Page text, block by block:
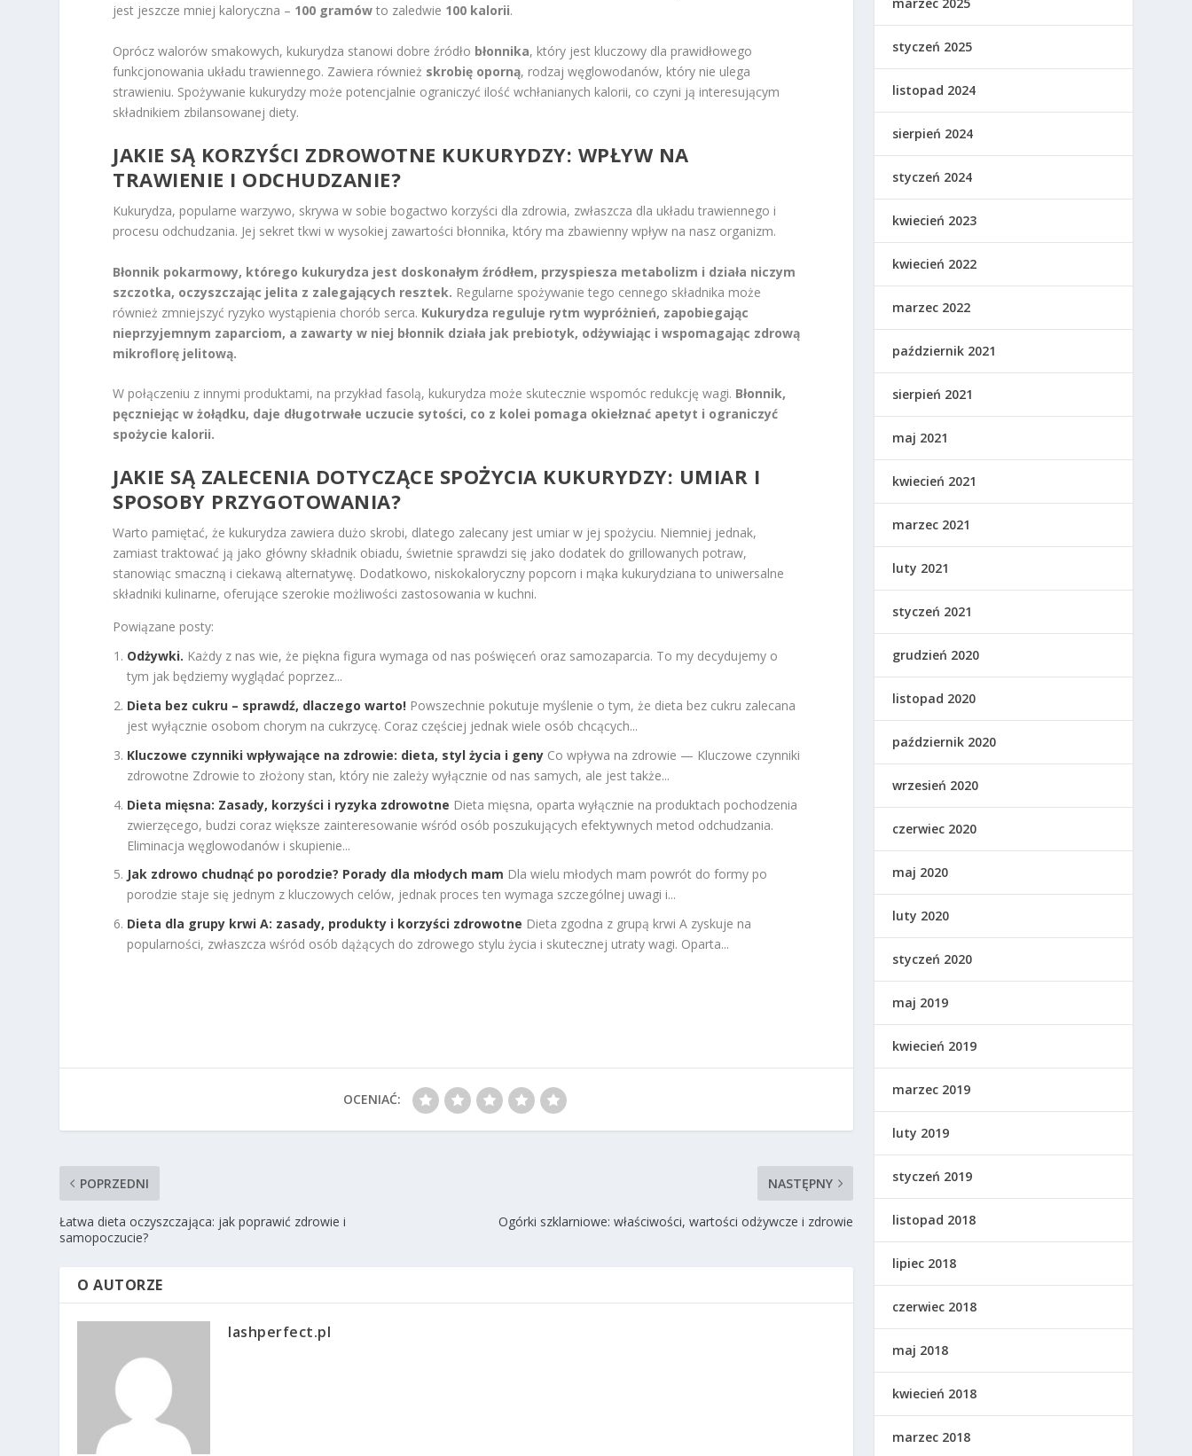
jest jeszcze mniej kaloryczna – 100 gramów to zaledwie 100 kalorii.
Oprócz walorów smakowych, kukurydza stanowi dobre źródło błonnika, który jest kluczowy dla prawidłowego
funkcjonowania układu trawiennego. Zawiera również skrobię oporną, rodzaj węglowodanów, który nie ulega
strawieniu. Spożywanie kukurydzy może potencjalnie ograniczyć ilość wchłanianych kalorii, co czyni ją interesującym
składnikiem zbilansowanej diety.
JAKIE SĄ KORZYŚCI ZDROWOTNE KUKURYDZY: WPŁYW NA
TRAWIENIE I ODCHUDZANIE?
Kukurydza, popularne warzywo, skrywa w sobie bogactwo korzyści dla zdrowia, zwłaszcza dla układu trawiennego i
procesu odchudzania. Jej sekret tkwi w wysokiej zawartości błonnika, który ma zbawienny wpływ na nasz organizm.
Błonnik pokarmowy, którego kukurydza jest doskonałym źródłem, przyspiesza metabolizm i działa niczym
szczotka, oczyszczając jelita z zalegających resztek. Regularne spożywanie tego cennego składnika może
również zmniejszyć ryzyko wystąpienia chorób serca. Kukurydza reguluje rytm wypróżnień, zapobiegając
nieprzyjemnym zaparciom, a zawarty w niej błonnik działa jak prebiotyk, odżywiając i wspomagając zdrową
mikroflorę jelitową.
W połączeniu z innymi produktami, na przykład fasolą, kukurydza może skutecznie wspomóc redukcję wagi. Błonnik,
pęczniejąc w żołądku, daje długotrwałe uczucie sytości, co z kolei pomaga okiełznać apetyt i ograniczyć
spożycie kalorii.
JAKIE SĄ ZALECENIA DOTYCZĄCE SPOŻYCIA KUKURYDZY: UMIAR I
SPOSOBY PRZYGOTOWANIA?
Warto pamiętać, że kukurydza zawiera dużo skrobi, dlatego zalecany jest umiar w jej spożyciu. Niemniej jednak,
zamiast traktować ją jako główny składnik obiadu, świetnie sprawdzi się jako dodatek do grillowanych potraw,
stanowiąc smaczną i ciekawą alternatywę. Dodatkowo, niskokaloryczny popcorn i mąka kukurydziana to uniwersalne
składniki kulinarne, oferujące szerokie możliwości zastosowania w kuchni.
Powiązane posty:
Odżywki. Każdy z nas wie, że piękna figura wymaga od nas poświęceń oraz samozaparcia. To my decydujemy o
tym jak będziemy wyglądać poprzez...
Dieta bez cukru – sprawdź, dlaczego warto! Powszechnie pokutuje myślenie o tym, że dieta bez cukru zalecana
jest wyłącznie osobom chorym na cukrzycę. Coraz częściej jednak wiele osób chcących...
Kluczowe czynniki wpływające na zdrowie: dieta, styl życia i geny Co wpływa na zdrowie — Kluczowe czynniki
zdrowotne Zdrowie to złożony stan, który nie zależy wyłącznie od nas samych, ale jest także...
Dieta mięsna: Zasady, korzyści i ryzyka zdrowotne Dieta mięsna, oparta wyłącznie na produktach pochodzenia
zwierzęcego, budzi coraz większe zainteresowanie wśród osób poszukujących efektywnych metod odchudzania.
Eliminacja węglowodanów i skupienie...
Jak zdrowo chudnąć po porodzie? Porady dla młodych mam Dla wielu młodych mam powrót do formy po
porodzie staje się jednym z kluczowych celów, jednak proces ten wymaga szczególnej uwagi i...
Dieta dla grupy krwi A: zasady, produkty i korzyści zdrowotne Dieta zgodna z grupą krwi A zyskuje na
popularności, zwłaszcza wśród osób dążących do zdrowego stylu życia i skutecznej utraty wagi. Oparta...
OCENIAĆ:
POPRZEDNI
Łatwa dieta oczyszczająca: jak poprawić zdrowie i
samopoczucie?
NASTĘPNY
Ogórki szklarniowe: właściwości, wartości odżywcze i zdrowie
O AUTORZE
lashperfect.pl
marzec 2025
styczeń 2025
listopad 2024
sierpień 2024
styczeń 2024
kwiecień 2023
kwiecień 2022
marzec 2022
październik 2021
sierpień 2021
maj 2021
kwiecień 2021
marzec 2021
luty 2021
styczeń 2021
grudzień 2020
listopad 2020
październik 2020
wrzesień 2020
czerwiec 2020
maj 2020
luty 2020
styczeń 2020
maj 2019
kwiecień 2019
marzec 2019
luty 2019
styczeń 2019
listopad 2018
lipiec 2018
czerwiec 2018
maj 2018
kwiecień 2018
marzec 2018